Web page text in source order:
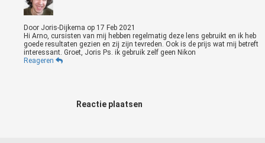
Door Joris-Dijkema op 17 Feb 2021
Hi Arno, cursisten van mij hebben regelmatig deze lens gebruikt en ik heb
goede resultaten gezien en zij zijn tevreden. Ook is de prijs wat mij betreft
interessant. Groet, Joris Ps. ik gebruik zelf geen Nikon
Reageren
Reactie plaatsen